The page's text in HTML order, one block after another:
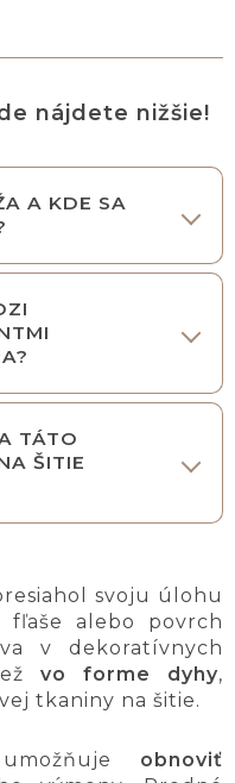
nájdete nižšie!
A KDE SA
TÁTO
ŠITIE
svoju úlohu
alebo povrch
v dekoratívnych
vo forme dyhy,
tkaniny na šitie.
obnoviť